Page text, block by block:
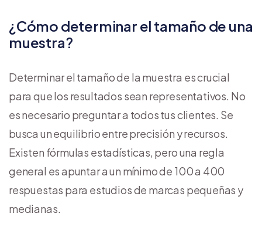
¿Cómo determinar el tamaño de una
muestra?
Determinar el tamaño de la muestra es crucial
para que los resultados sean representativos. No
es necesario preguntar a todos tus clientes. Se
busca un equilibrio entre precisión y recursos.
Existen fórmulas estadísticas, pero una regla
general es apuntar a un mínimo de 100 a 400
respuestas para estudios de marcas pequeñas y
medianas.